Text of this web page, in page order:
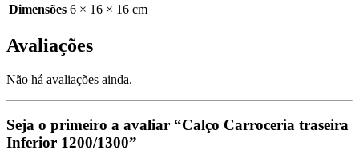
Dimensões 6 × 16 × 16 cm
Avaliações
Não há avaliações ainda.
Seja o primeiro a avaliar “Calço Carroceria traseira
Inferior 1200/1300”